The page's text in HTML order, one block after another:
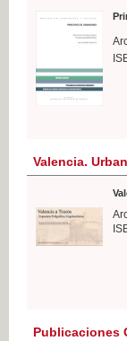
Valencia.
Publicaciones